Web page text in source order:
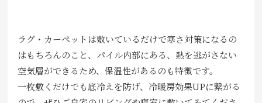
ラグ・カーペットは敷いているだけで寒さ対策になるの
はもちろんのこと、パイル内部にある、熱を逃がさない
空気層ができるため、保温性があるのも特徴です。
一枚敷くだけでも底冷えを防げ、冷暖房効果UPに繋がる